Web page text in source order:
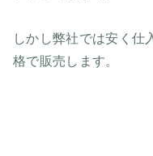
しかし弊社では安く仕
格で販売します。